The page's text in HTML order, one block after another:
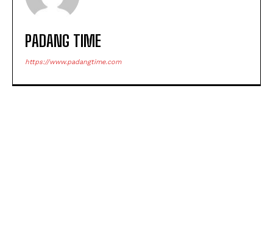
PADANG TIME
https://www.padangtime.com